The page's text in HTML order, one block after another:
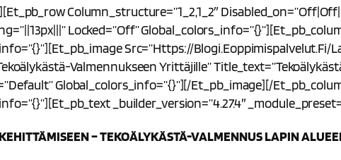
Column_structure=”1_2,1_2″
Locked=”off”
Src=”https://
Valmennukseen Yrittäjille”
Global_colors_info=”{}”][/et_pb_image][/
_builder_version=”4.27.4″
– TEKOÄLYKÄSTÄ-VALMENNUS LAPIN